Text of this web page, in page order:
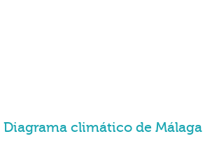
Diagrama climático de Málaga